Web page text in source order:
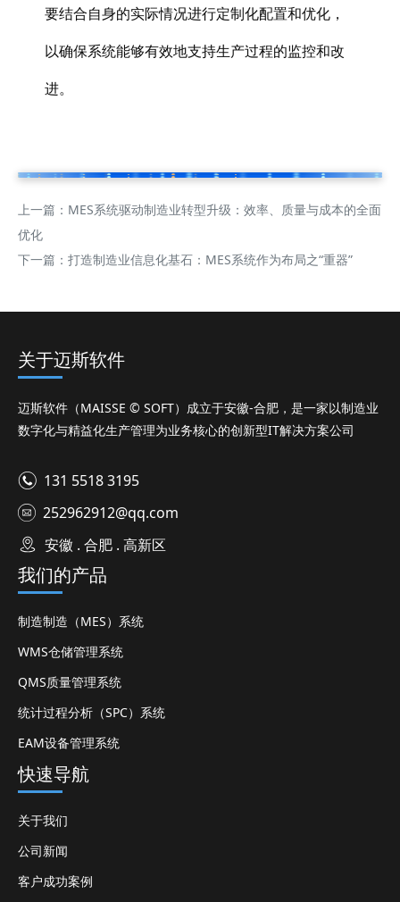
要结合自身的实际情况进行定制化配置和优化，
以确保系统能够有效地支持生产过程的监控和改
进。
上一篇： MES系统驱动制造业转型升级：效率、质量与成本的全面
优化
下一篇： 打造制造业信息化基石：MES系统作为布局之“重器”
关于迈斯软件
迈斯软件（MAISSE © SOFT）成立于安徽-合肥，是一家以制造业
数字化与精益化生产管理为业务核心的创新型IT解决方案公司
131 5518 3195
252962912@qq.com
安徽 . 合肥 . 高新区
我们的产品
制造制造（MES）系统
WMS仓储管理系统
QMS质量管理系统
统计过程分析（SPC）系统
EAM设备管理系统
快速导航
关于我们
公司新闻
客户成功案例